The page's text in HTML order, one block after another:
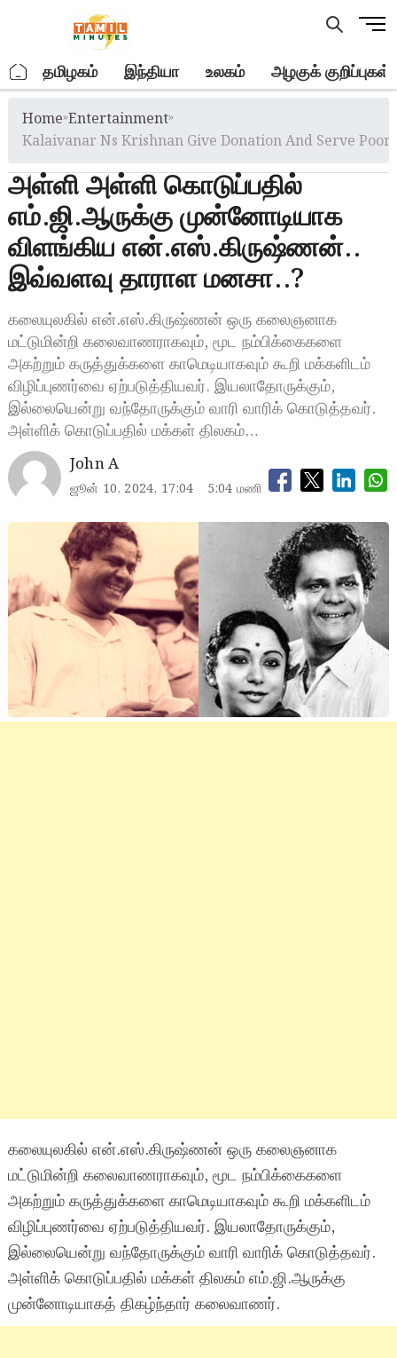
M
u
t
o
. தமிழகம் இந்தியா உலகம் அழகுக் குறிப்புகள்
Home»Entertainment»
Kalaivanar Ns Krishnan Give Donation And Serve Poor
அள்ளி அள்ளி கொடுப்பதில்
எம்.ஜி.ஆருக்கு முன்னோடியாக
விளங்கிய என்.எஸ்.கிருஷ்ணன்..
இவ்வளவு தாராள மனசா..?
கலையுலகில் என்.எஸ்.கிருஷ்ணன் ஒரு கலைஞனாக
மட்டுமின்றி கலைவாணராகவும், மூட நம்பிக்கைகளை
அகற்றும் கருத்துக்களை காமெடியாகவும் கூறி மக்களிடம்
விழிப்புணர்வை ஏற்படுத்தியவர். இயலாதோருக்கும்,
இல்லையென்று வந்தோருக்கும் வாரி வாரிக் கொடுத்தவர்.
அள்ளிக் கொடுப்பதில் மக்கள் திலகம்…
John A
ஜூன் 10, 2024, 17:04 5:04 மணி
கலையுலகில் என்.எஸ்.கிருஷ்ணன் ஒரு கலைஞனாக
மட்டுமின்றி கலைவாணராகவும், மூட நம்பிக்கைகளை
அகற்றும் கருத்துக்களை காமெடியாகவும் கூறி மக்களிடம்
விழிப்புணர்வை ஏற்படுத்தியவர். இயலாதோருக்கும்,
இல்லையென்று வந்தோருக்கும் வாரி வாரிக் கொடுத்தவர்.
அள்ளிக் கொடுப்பதில் மக்கள் திலகம் எம்.ஜி.ஆருக்கு
முன்னோடியாகத் திகழ்ந்தார் கலைவாணர்.